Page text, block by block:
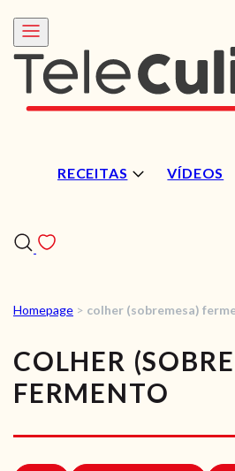
RECEITAS VÍDEOS
RECEITAS
Homepage > colher (sobremesa)
COLHER
FERMENTO